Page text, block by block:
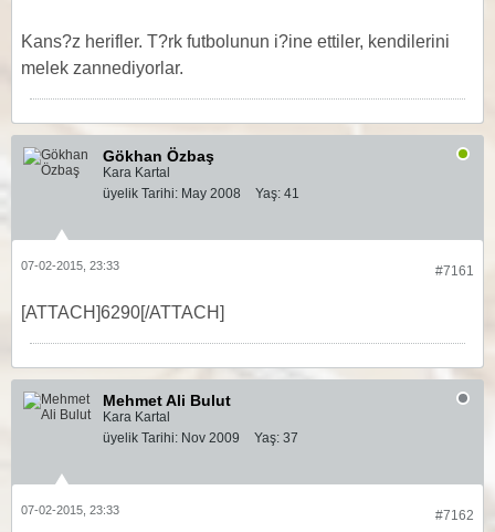
Kans?z herifler. T?rk futbolunun i?ine ettiler, kendilerini
melek zannediyorlar.
Gökhan Özbaş
Kara Kartal
üyelik Tarihi: May 2008 Yaş: 41
#7161
07-02-2015, 23:33
[ATTACH]6290[/ATTACH]
Mehmet Ali Bulut
Kara Kartal
üyelik Tarihi: Nov 2009 Yaş: 37
#7162
07-02-2015, 23:33